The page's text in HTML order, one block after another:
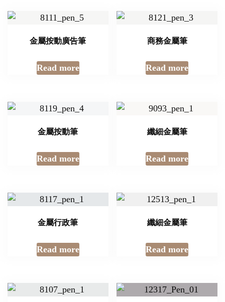
金屬按動廣告筆
Read more
商務金屬筆
Read more
金屬按動筆
Read more
纖細金屬筆
Read more
金屬行政筆
Read more
纖細金屬筆
Read more